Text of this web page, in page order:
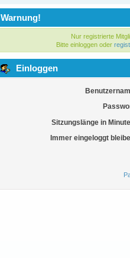
Warnung!
Nur registrierte
Bitte einloggen oder
Einloggen
Sitzungslänge in
Immer eingeloggt